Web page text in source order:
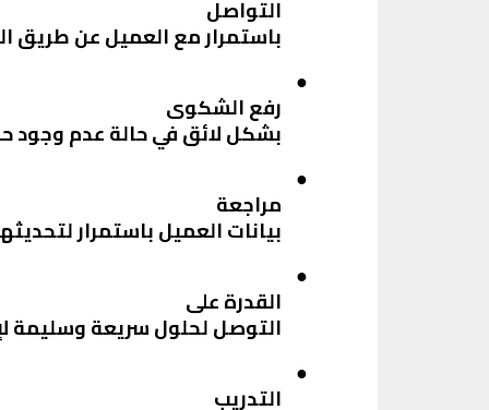
التواصل
باستمرار مع العميل عن طريق
●
رفع الشكوى
بشكل لائق في حالة عدم وجود
●
مراجعة
بيانات العميل باستمرار
●
القدرة على
التوصل لحلول سريعة وسليمة
●
التدريب